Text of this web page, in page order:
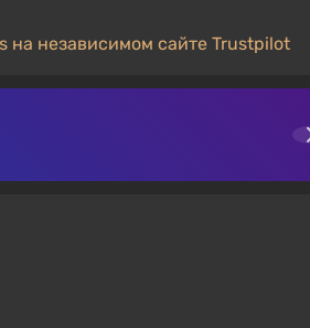
на независимом сайте Trustpilot